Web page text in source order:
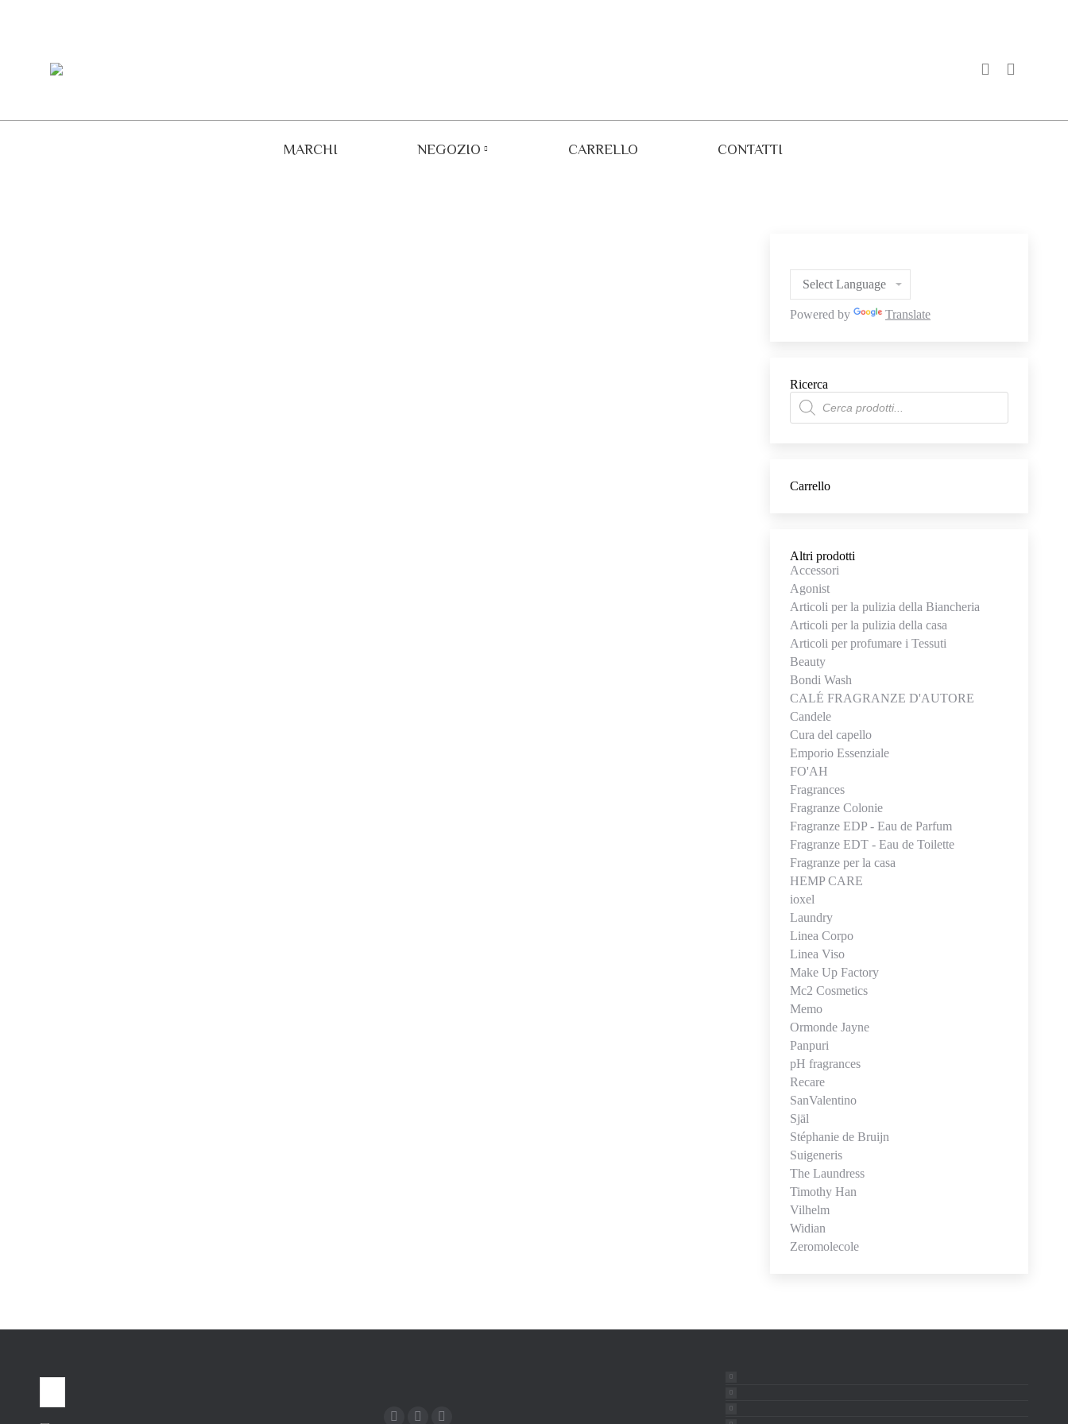
MARCHI NEGOZIO CARRELLO CONTATTI
Powered by Translate
Ricerca
Ricerca
prodotti
Carrello
Altri prodotti
Accessori
Agonist
Articoli per la pulizia della Biancheria
Articoli per la pulizia della casa
Articoli per profumare i Tessuti
Beauty
Bondi Wash
CALÉ FRAGRANZE D'AUTORE
Candele
Cura del capello
Emporio Essenziale
FO'AH
Fragrances
Fragranze Colonie
Fragranze EDP - Eau de Parfum
Fragranze EDT - Eau de Toilette
Fragranze per la casa
HEMP CARE
ioxel
Laundry
Linea Corpo
Linea Viso
Make Up Factory
Mc2 Cosmetics
Memo
Ormonde Jayne
Panpuri
pH fragrances
Recare
SanValentino
Själ
Stéphanie de Bruijn
Suigeneris
The Laundress
Timothy Han
Vilhelm
Widian
Zeromolecole